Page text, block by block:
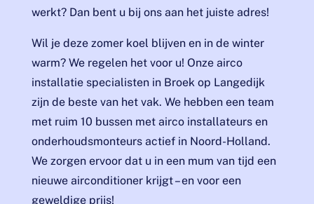
werkt? Dan bent u bij ons aan het juiste adres!
Wil je deze zomer koel blijven en in de winter
warm? We regelen het voor u! Onze airco
installatie specialisten in Broek op Langedijk
zijn de beste van het vak. We hebben een team
met ruim 10 bussen met airco installateurs en
onderhoudsmonteurs actief in Noord-Holland.
We zorgen ervoor dat u in een mum van tijd een
nieuwe airconditioner krijgt – en voor een
geweldige prijs!